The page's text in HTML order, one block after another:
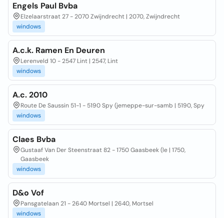
Engels Paul Bvba
Elzelaarstraat 27 - 2070 Zwijndrecht | 2070, Zwijndrecht
windows
A.c.k. Ramen En Deuren
Lerenveld 10 - 2547 Lint | 2547, Lint
windows
A.c. 2010
Route De Saussin 51-1 - 5190 Spy (jemeppe-sur-samb | 5190, Spy
windows
Claes Bvba
Gustaaf Van Der Steenstraat 82 - 1750 Gaasbeek (le | 1750,
Gaasbeek
windows
D&o Vof
Pansgatelaan 21 - 2640 Mortsel | 2640, Mortsel
windows